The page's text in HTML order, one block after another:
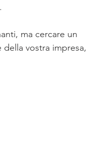
ma cercare un
vostra impresa,